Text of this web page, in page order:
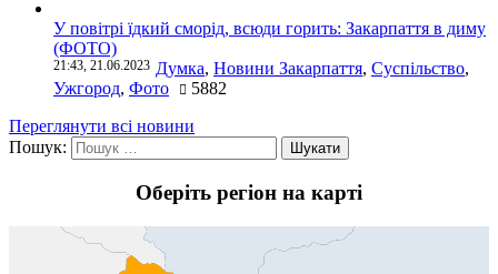
У повітрі їдкий сморід, всюди горить: Закарпаття в диму
(ФОТО)
21:43, 21.06.2023 Думка, Новини Закарпаття, Суспільство,
Ужгород, Фото
5882
Переглянути всі новини
Пошук:
Оберіть регіон на карті